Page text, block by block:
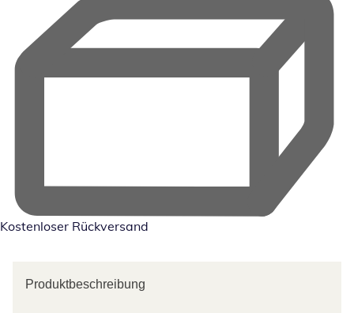
Kostenloser Rückversand
Produktbeschreibung